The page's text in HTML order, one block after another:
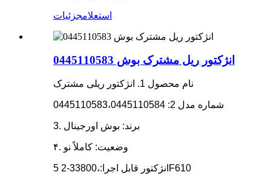
استعلامجزئیات
انژکتور ریل مشترک بوش 0445110583
نام محصول 1. انژکتور ریلی مشترک
شماره مدل 2: 0445110583،0445110584
3. برند: بوش اورجینال
۴. وضعیت: کاملاً نو
5 انژکتور قابل اجرا:،33800-2F610